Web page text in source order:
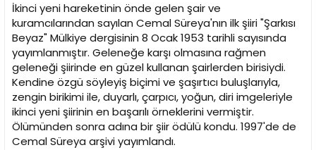
İkinci yeni hareketinin önde gelen şair ve
kuramcılarından sayılan Cemal Süreya'nın ilk şiiri "Şarkısı
Beyaz" Mülkiye dergisinin 8 Ocak 1953 tarihli sayısında
yayımlanmıştır. Geleneğe karşı olmasına rağmen
geleneği şiirinde en güzel kullanan şairlerden birisiydi.
Kendine özgü söyleyiş biçimi ve şaşırtıcı buluşlarıyla,
zengin birikimi ile, duyarlı, çarpıcı, yoğun, diri imgeleriyle
ikinci yeni şiirinin en başarılı örneklerini vermiştir.
Ölümünden sonra adına bir şiir ödülü kondu. 1997'de de
Cemal Süreya arşivi yayımlandı.